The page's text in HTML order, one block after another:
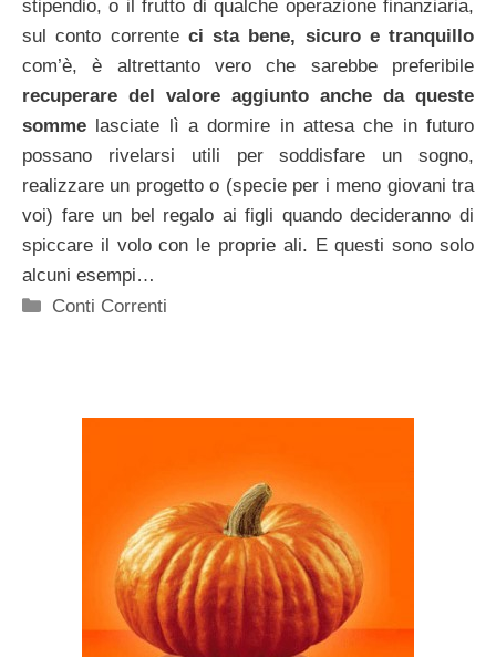
stipendio, o il frutto di qualche operazione finanziaria,
sul conto corrente ci sta bene, sicuro e tranquillo
com’è, è altrettanto vero che sarebbe preferibile
recuperare del valore aggiunto anche da queste
somme lasciate lì a dormire in attesa che in futuro
possano rivelarsi utili per soddisfare un sogno,
realizzare un progetto o (specie per i meno giovani tra
voi) fare un bel regalo ai figli quando decideranno di
spiccare il volo con le proprie ali. E questi sono solo
alcuni esempi…
Categorie
Conti Correnti